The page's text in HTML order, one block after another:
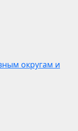
округам и